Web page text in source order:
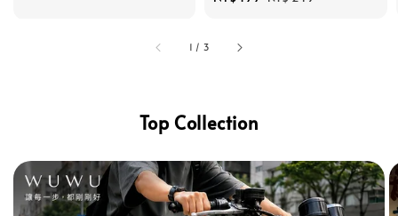
1 / 3
Top Collection